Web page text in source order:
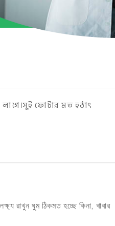
ফোটার মত হঠাৎ
ঘুম ঠিকমত হচ্ছে কিনা, খাবার